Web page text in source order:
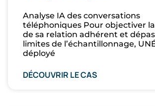
Analyse IA des conversations
téléphoniques Pour objectiver
de sa relation adhérent et
limites de l’échantillonnage,
déployé
DÉCOUVRIR LE CAS